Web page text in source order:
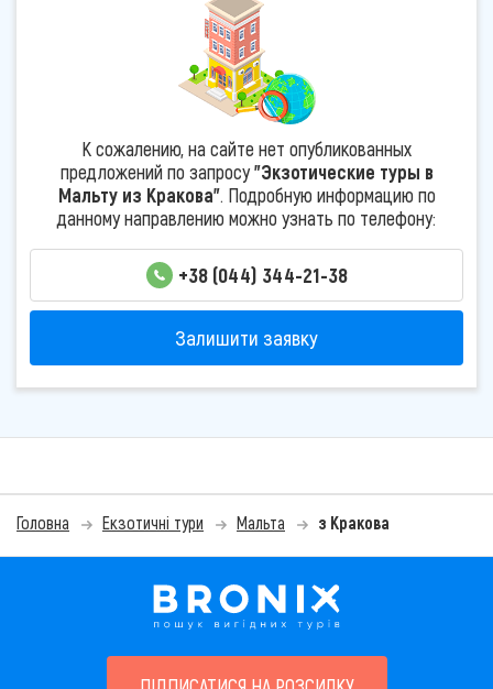
К сожалению, на сайте нет опубликованных
предложений по запросу"Экзотические туры в
Мальту из Кракова". Подробную информацию по
данному направлению можно узнать по телефону:
+38 (044) 344-21-38
Залишити заявку
Головна Екзотичні тури Мальта з Кракова